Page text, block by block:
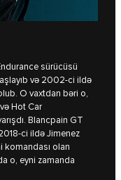
sürücüsü
və 2002-ci ildə
O vaxtdan bəri o,
Hot Car
Blancpain GT
ci ildə Jimenez
komandası olan
o, eyni zamanda